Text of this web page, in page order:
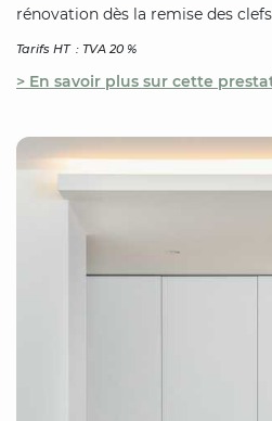
rénovation dès la remise des
Tarifs HT : TVA 20 %
> En savoir plus sur cette